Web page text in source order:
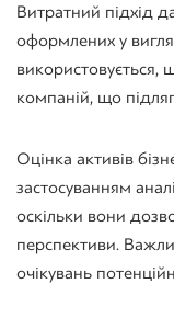
Витратний підхід
оформлених у
використовується,
компаній, що
Оцінка активів
застосуванням
оскільки вони
перспективи.
очікувань